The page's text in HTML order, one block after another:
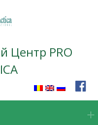
Центр PRO